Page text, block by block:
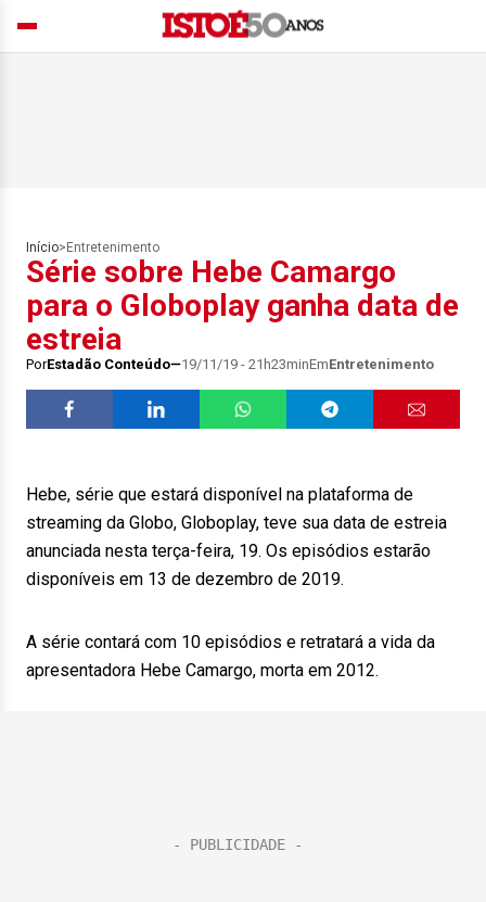
Início> Entretenimento
Série sobre Hebe Camargo
para o Globoplay ganha data de
estreia
PorEstadão Conteúdo 19/11/19 - 21h23minEmEntretenimento
Hebe, série que estará disponível na plataforma de
streaming da Globo, Globoplay, teve sua data de estreia
anunciada nesta terça-feira, 19. Os episódios estarão
disponíveis em 13 de dezembro de 2019.
A série contará com 10 episódios e retratará a vida da
apresentadora Hebe Camargo, morta em 2012.